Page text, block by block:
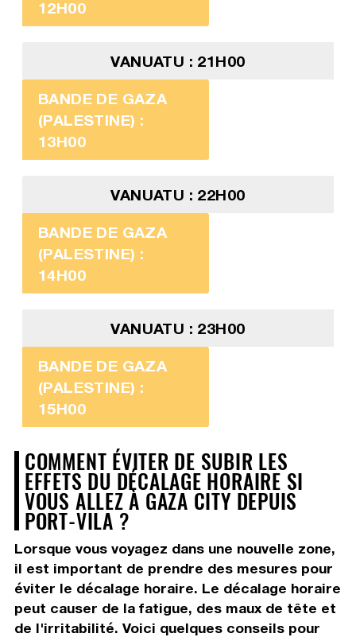
12H00
VANUATU : 21H00
BANDE DE GAZA
(PALESTINE) :
13H00
VANUATU : 22H00
BANDE DE GAZA
(PALESTINE) :
14H00
VANUATU : 23H00
BANDE DE GAZA
(PALESTINE) :
15H00
COMMENT ÉVITER DE SUBIR LES
EFFETS DU DÉCALAGE HORAIRE SI
VOUS ALLEZ À GAZA CITY DEPUIS
PORT-VILA ?
Lorsque vous voyagez dans une nouvelle zone,
il est important de prendre des mesures pour
éviter le décalage horaire. Le décalage horaire
peut causer de la fatigue, des maux de tête et
de l'irritabilité. Voici quelques conseils pour